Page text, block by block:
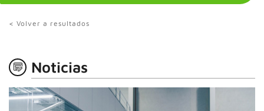
< Volver a resultados
Noticias